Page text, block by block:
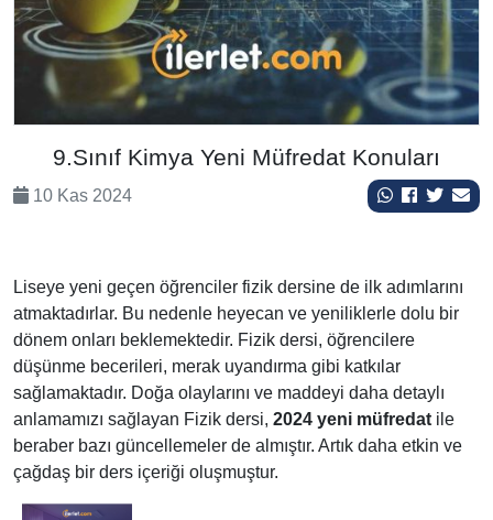
9.Sınıf Kimya Yeni Müfredat Konuları
10 Kas 2024
Liseye yeni geçen öğrenciler fizik dersine de ilk adımlarını
atmaktadırlar. Bu nedenle heyecan ve yeniliklerle dolu bir
dönem onları beklemektedir. Fizik dersi, öğrencilere
düşünme becerileri, merak uyandırma gibi katkılar
sağlamaktadır. Doğa olaylarını ve maddeyi daha detaylı
anlamamızı sağlayan Fizik dersi, 2024 yeni müfredat ile
beraber bazı güncellemeler de almıştır. Artık daha etkin ve
çağdaş bir ders içeriği oluşmuştur.